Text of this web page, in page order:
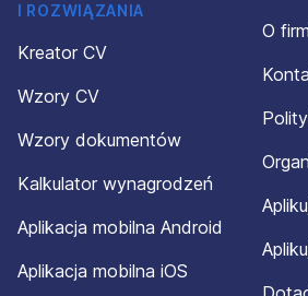
I ROZWIĄZANIA
Kreator CV
Wzory CV
Wzory dokumentów
Kalkulator wynagrodzeń
Aplikacja mobilna Android
Aplikacja mobilna iOS
O